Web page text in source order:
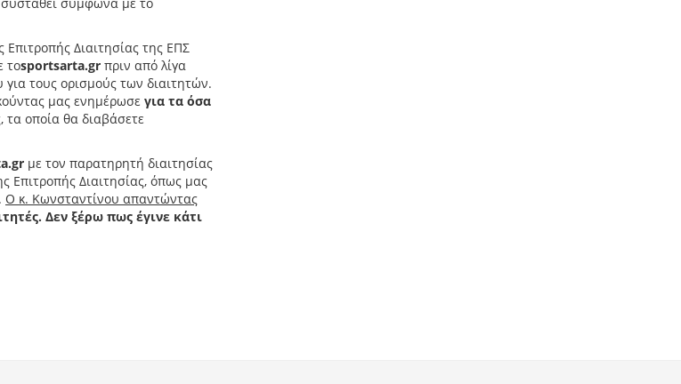
Διαιτησίας της ΕΠΣ
τοsportsarta.gr πριν από λίγα
τους ορισμούς των διαιτητών.
μας ενημέρωσε για τα όσα
τα οποία θα διαβάσετε
.gr με τον παρατηρητή διαιτησίας
Επιτροπής Διαιτησίας, όπως μας
Ο κ. Κωνσταντίνου απαντώντας
Δεν ξέρω πως έγινε κάτι